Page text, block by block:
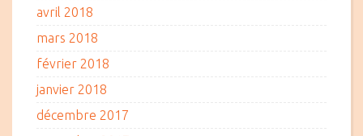
avril 2018
mars 2018
février 2018
janvier 2018
décembre 2017